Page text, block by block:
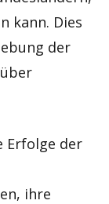
kann. Dies
der
Erfolge der
ihre